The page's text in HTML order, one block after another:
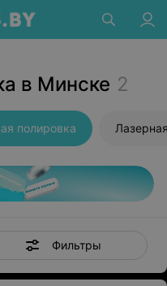
в Минске 2
полировка
Фильтры